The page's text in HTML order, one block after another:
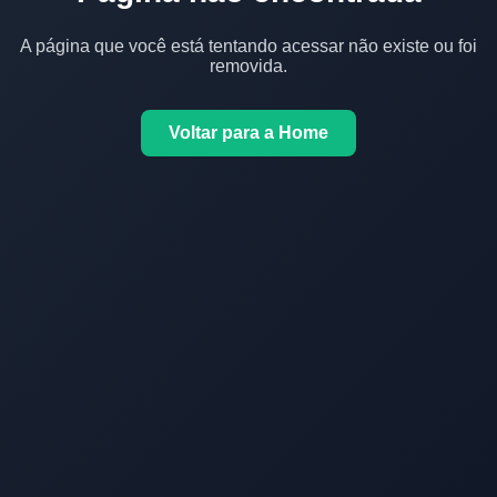
A página que você está tentando acessar não existe ou foi
removida.
Voltar para a Home